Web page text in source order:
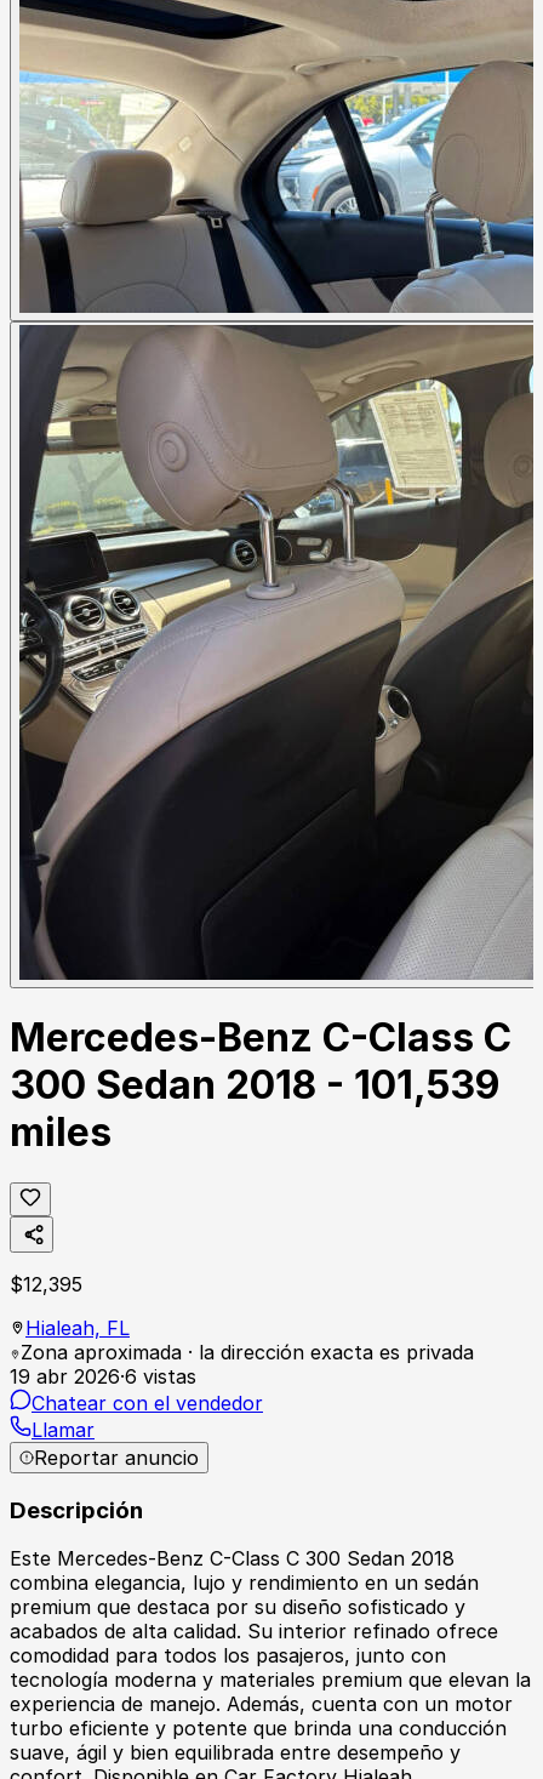
Mercedes-Benz C-Class C
300 Sedan 2018 - 101,539
miles
$12,395
Hialeah, FL
Zona aproximada · la dirección exacta es privada
19 abr 2026·6 vistas
Chatear con el vendedor
Llamar
Reportar anuncio
Descripción
Este Mercedes-Benz C-Class C 300 Sedan 2018
combina elegancia, lujo y rendimiento en un sedán
premium que destaca por su diseño sofisticado y
acabados de alta calidad. Su interior refinado ofrece
comodidad para todos los pasajeros, junto con
tecnología moderna y materiales premium que elevan la
experiencia de manejo. Además, cuenta con un motor
turbo eficiente y potente que brinda una conducción
suave, ágil y bien equilibrada entre desempeño y